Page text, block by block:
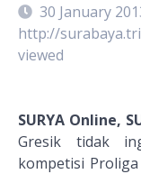
30 January
http://
viewed
SURYA Online,
Gresik tidak
kompetisi